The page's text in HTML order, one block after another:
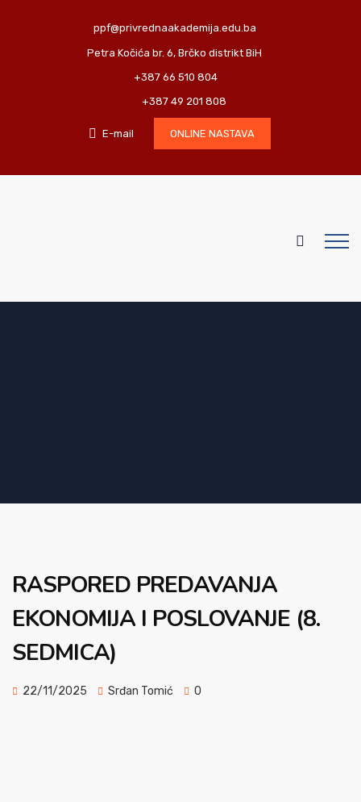
ppf@privrednaakademija.edu.ba
Petra Kočića br. 6, Brčko distrikt BiH
+387 66 510 804
+387 49 201 808
E-mail ONLINE NASTAVA
RASPORED PREDAVANJA
EKONOMIJA I POSLOVANJE (8.
SEDMICA)
22/11/2025 Srđan Tomić 0